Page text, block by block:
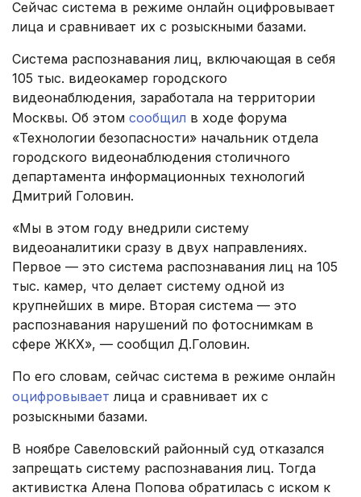
Сейчас система в режиме онлайн оцифровывает
лица и сравнивает их с розыскными базами.
Система распознавания лиц, включающая в себя
105 тыс. видеокамер городского
видеонаблюдения, заработала на территории
Москвы. Об этом сообщил в ходе форума
«Технологии безопасности» начальник отдела
городского видеонаблюдения столичного
департамента информационных технологий
Дмитрий Головин.
«Мы в этом году внедрили систему
видеоаналитики сразу в двух направлениях.
Первое — это система распознавания лиц на 105
тыс. камер, что делает систему одной из
крупнейших в мире. Вторая система — это
распознавания нарушений по фотоснимкам в
сфере ЖКХ», — сообщил Д.Головин.
По его словам, сейчас система в режиме онлайн
оцифровывает лица и сравнивает их с
розыскными базами.
В ноябре Савеловский районный суд отказался
запрещать систему распознавания лиц. Тогда
активистка Алена Попова обратилась с иском к